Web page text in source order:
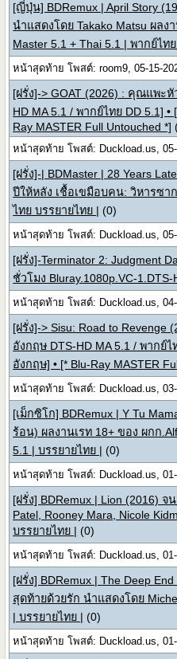
[ญี่ปุ่น] BDRemux | April Story
นำแสดงโดย Takako Matsu ผลง
Master 5.1 + Thai 5.1 | พากย์ไท
หน้าสุดท้าย โพสต์: room9, 05-15-
[ฝรั่ง]-> GOAT (2026) : คุณแพะหั
HD MA 5.1 / พากย์ไทย DD 5.1]
Ray MASTER Full Untouched *]
หน้าสุดท้าย โพสต์: Duckload.us, 05-
[ฝรั่ง]-| BDMaster | 28 Years
ปีให้หลัง เชื้อเขมือบคน: วิหารซา
ไทย บรรยายไทย | (0)
หน้าสุดท้าย โพสต์: Duckload.us, 05-
[ฝรั่ง]-Terminator 2: Judgment
ชั่วโมง Bluray.1080p.VC-1.DTS-
หน้าสุดท้าย โพสต์: Duckload.us, 04-
[ฝรั่ง]-> Sisu: Road to Revenge
อังกฤษ DTS-HD MA 5.1 / พากย์ไ
อังกฤษ] • [* Blu-Ray MASTER
หน้าสุดท้าย โพสต์: Duckload.us, 03-
[เม็กซิโก] BDRemux | Y Tu
ร้อน) ผลงานเรท 18+ ของ ผกก
5.1 | บรรยายไทย | (0)
หน้าสุดท้าย โพสต์: Duckload.us, 01-
[ฝรั่ง] BDRemux | Lion (2016)
Patel, Rooney Mara, Nicole
บรรยายไทย | (0)
หน้าสุดท้าย โพสต์: Duckload.us, 01-
[ฝรั่ง] BDRemux | The Deep
สุดท้ายด้วยรัก นำแสดงโดย
| บรรยายไทย | (0)
หน้าสุดท้าย โพสต์: Duckload.us, 01-